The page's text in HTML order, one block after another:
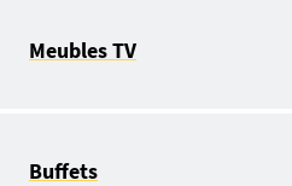
Meubles TV
Buffets